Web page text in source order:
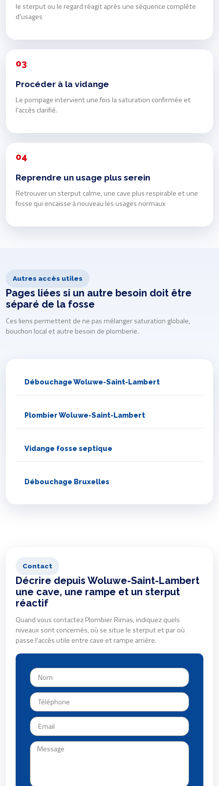
le sterput ou le regard réagit après une séquence complète
d'usages
03
Procéder à la vidange
Le pompage intervient une fois la saturation confirmée et
l'accès clarifié.
04
Reprendre un usage plus serein
Retrouver un sterput calme, une cave plus respirable et une
fosse qui encaisse à nouveau les usages normaux
Autres accès utiles
Pages liées si un autre besoin doit être
séparé de la fosse
Ces liens permettent de ne pas mélanger saturation globale,
bouchon local et autre besoin de plomberie.
Débouchage Woluwe-Saint-Lambert
Plombier Woluwe-Saint-Lambert
Vidange fosse septique
Débouchage Bruxelles
Contact
Décrire depuis Woluwe-Saint-Lambert
une cave, une rampe et un sterput
réactif
Quand vous contactez Plombier Rimas, indiquez quels
niveaux sont concernés, où se situe le sterput et par où
passe l'accès utile entre cave et rampe arrière.